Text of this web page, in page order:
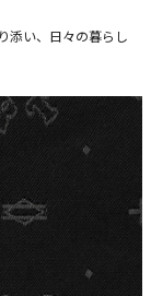
添い、日々の暮らし